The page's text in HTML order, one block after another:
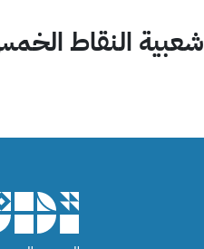
شعبية النقاط